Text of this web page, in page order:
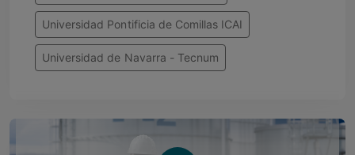
Universidad Pontificia de Comillas ICAI
Universidad de Navarra - Tecnum